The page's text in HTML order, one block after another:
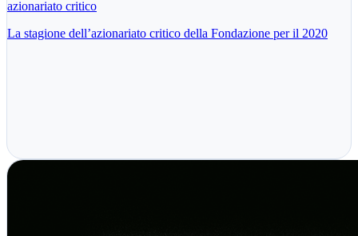
azionariato critico
La stagione dell’azionariato critico della Fondazione per il 2020